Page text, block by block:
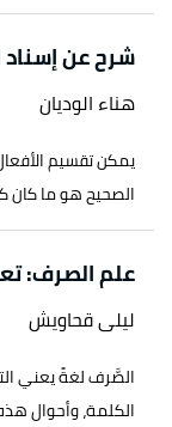
شرح عن إسناد
هناء الوديان
يمكن تقسيم
الصحيح هو ما كان
علم الصرف:
ليلى قحاويش
الصَّرف لغةً يعني
الكلمة، وأحوال